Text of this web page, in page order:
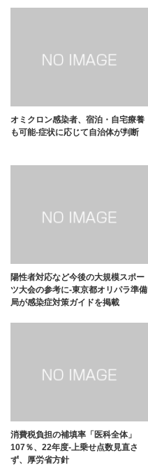
オミクロン感染者、宿泊・自宅療養
も可能-症状に応じて自治体が判断
陽性者対応など今後の大規模スポー
ツ大会の参考に-東京都オリパラ準備
局が感染症対策ガイドを掲載
消費税負担の補填率「医科全体」
107％、22年度-上乗せ点数見直さ
ず、厚労省方針